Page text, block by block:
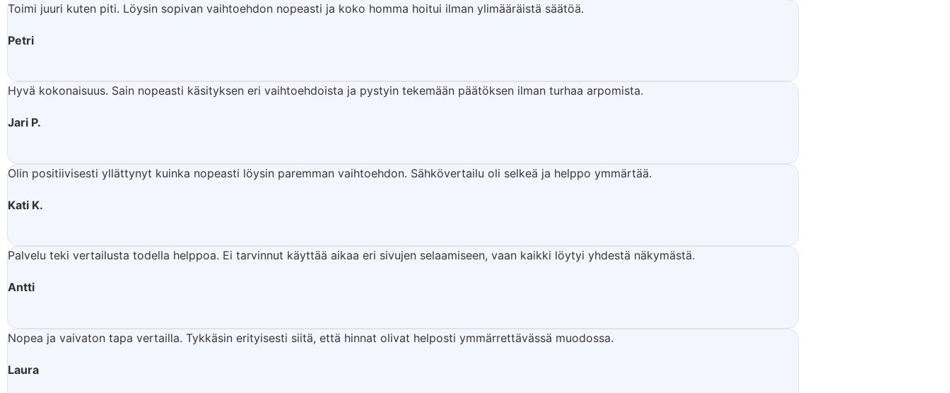
Toimi juuri kuten piti. Löysin sopivan vaihtoehdon nopeasti ja koko homma hoitui ilman ylimääräistä säätöä.
Petri
Hyvä kokonaisuus. Sain nopeasti käsityksen eri vaihtoehdoista ja pystyin tekemään päätöksen ilman turhaa arpomista.
Jari P.
Olin positiivisesti yllättynyt kuinka nopeasti löysin paremman vaihtoehdon. Sähkövertailu oli selkeä ja helppo ymmärtää.
Kati K.
Palvelu teki vertailusta todella helppoa. Ei tarvinnut käyttää aikaa eri sivujen selaamiseen, vaan kaikki löytyi yhdestä näkymästä.
Antti
Nopea ja vaivaton tapa vertailla. Tykkäsin erityisesti siitä, että hinnat olivat helposti ymmärrettävässä muodossa.
Laura